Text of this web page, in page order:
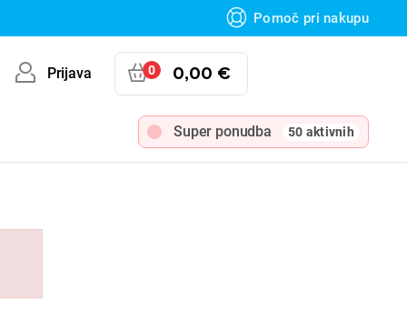
Pomoč pri nakupu
Prijava 0 0,00 €
Super ponudba 50 aktivnih